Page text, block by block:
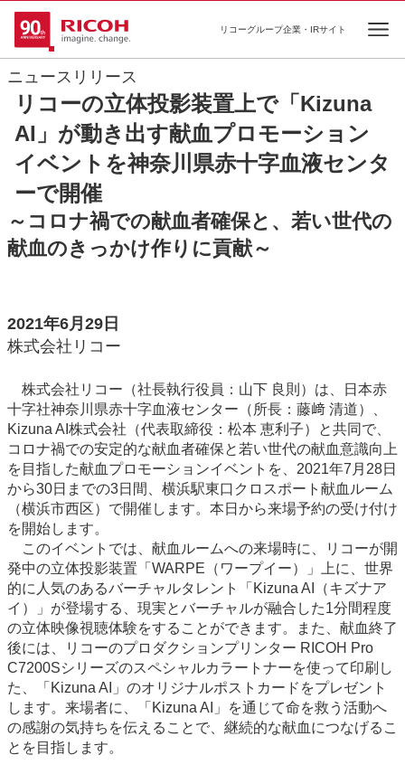
リコーグループ企業・IRサイト
ニュースリリース
リコーの立体投影装置上で「Kizuna
AI」が動き出す献血プロモーション
イベントを神奈川県赤十字血液センタ
ーで開催
～コロナ禍での献血者確保と、若い世代の
献血のきっかけ作りに貢献～
2021年6月29日
株式会社リコー
株式会社リコー（社長執行役員：山下 良則）は、日本赤
十字社神奈川県赤十字血液センター（所長：藤﨑 清道）、
Kizuna AI株式会社（代表取締役：松本 恵利子）と共同で、
コロナ禍での安定的な献血者確保と若い世代の献血意識向上
を目指した献血プロモーションイベントを、2021年7月28日
から30日までの3日間、横浜駅東口クロスポート献血ルーム
（横浜市西区）で開催します。本日から来場予約の受け付け
を開始します。
このイベントでは、献血ルームへの来場時に、リコーが開
発中の立体投影装置「WARPE（ワープイー）」上に、世界
的に人気のあるバーチャルタレント「Kizuna AI（キズナア
イ）」が登場する、現実とバーチャルが融合した1分間程度
の立体映像視聴体験をすることができます。また、献血終了
後には、リコーのプロダクションプリンター RICOH Pro
C7200Sシリーズのスペシャルカラートナーを使って印刷し
た、「Kizuna AI」のオリジナルポストカードをプレゼント
します。来場者に、「Kizuna AI」を通じて命を救う活動へ
の感謝の気持ちを伝えることで、継続的な献血につなげるこ
とを目指します。